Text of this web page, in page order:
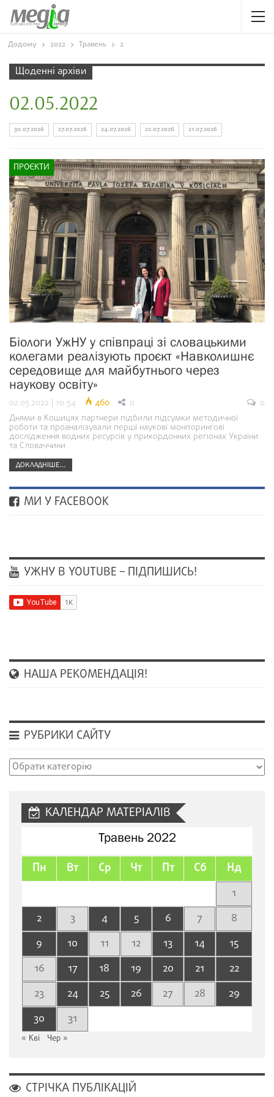
Додому 2022 Травень 2
Щоденні архіви
02.05.2022
30.07.2026 27.07.2026 24.07.2026 22.07.2026 21.07.2026
ПРОЄКТИ
Біологи УжНУ у співпраці зі словацькими
колегами реалізують проєкт «Навколишнє
середовище для майбутнього через
наукову освіту»
02.05.2022 | 10:54 460 0
0
Днями в Кошицях партнери підбили підсумки методичної
роботи та проаналізували перші наукові моніторингові
дослідження водних ресурсів у прикордонних регіонах України
та Словаччини
ДОКЛАДНІШЕ...
МИ У FACEBOOK
УЖНУ В YOUTUBE – ПІДПИШИСЬ!
НАША РЕКОМЕНДАЦІЯ!
РУБРИКИ САЙТУ
Рубрики
КАЛЕНДАР МАТЕРІАЛІВ
Травень 2022
Пн Вт Ср Чт Пт Сб Нд
1
2
3 4 5 6 7
8
9
10 11 12 13 14
15
16
17 18 19 20 21
22
23
24 25 26 27 28
29
30
31
« Кві Чер »
СТРІЧКА ПУБЛІКАЦІЙ